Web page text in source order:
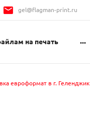
gel@flagman-print.ru
на печать ...
евроформат в г. Геленджик